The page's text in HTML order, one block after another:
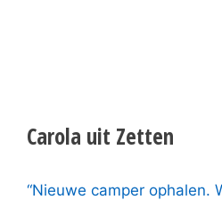
Carola uit Zetten
“Nieuwe camper ophalen.